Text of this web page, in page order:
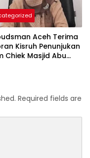
Aceh Terima
Kisruh Penunjukan
Chiek Masjid Abu
Required fields are